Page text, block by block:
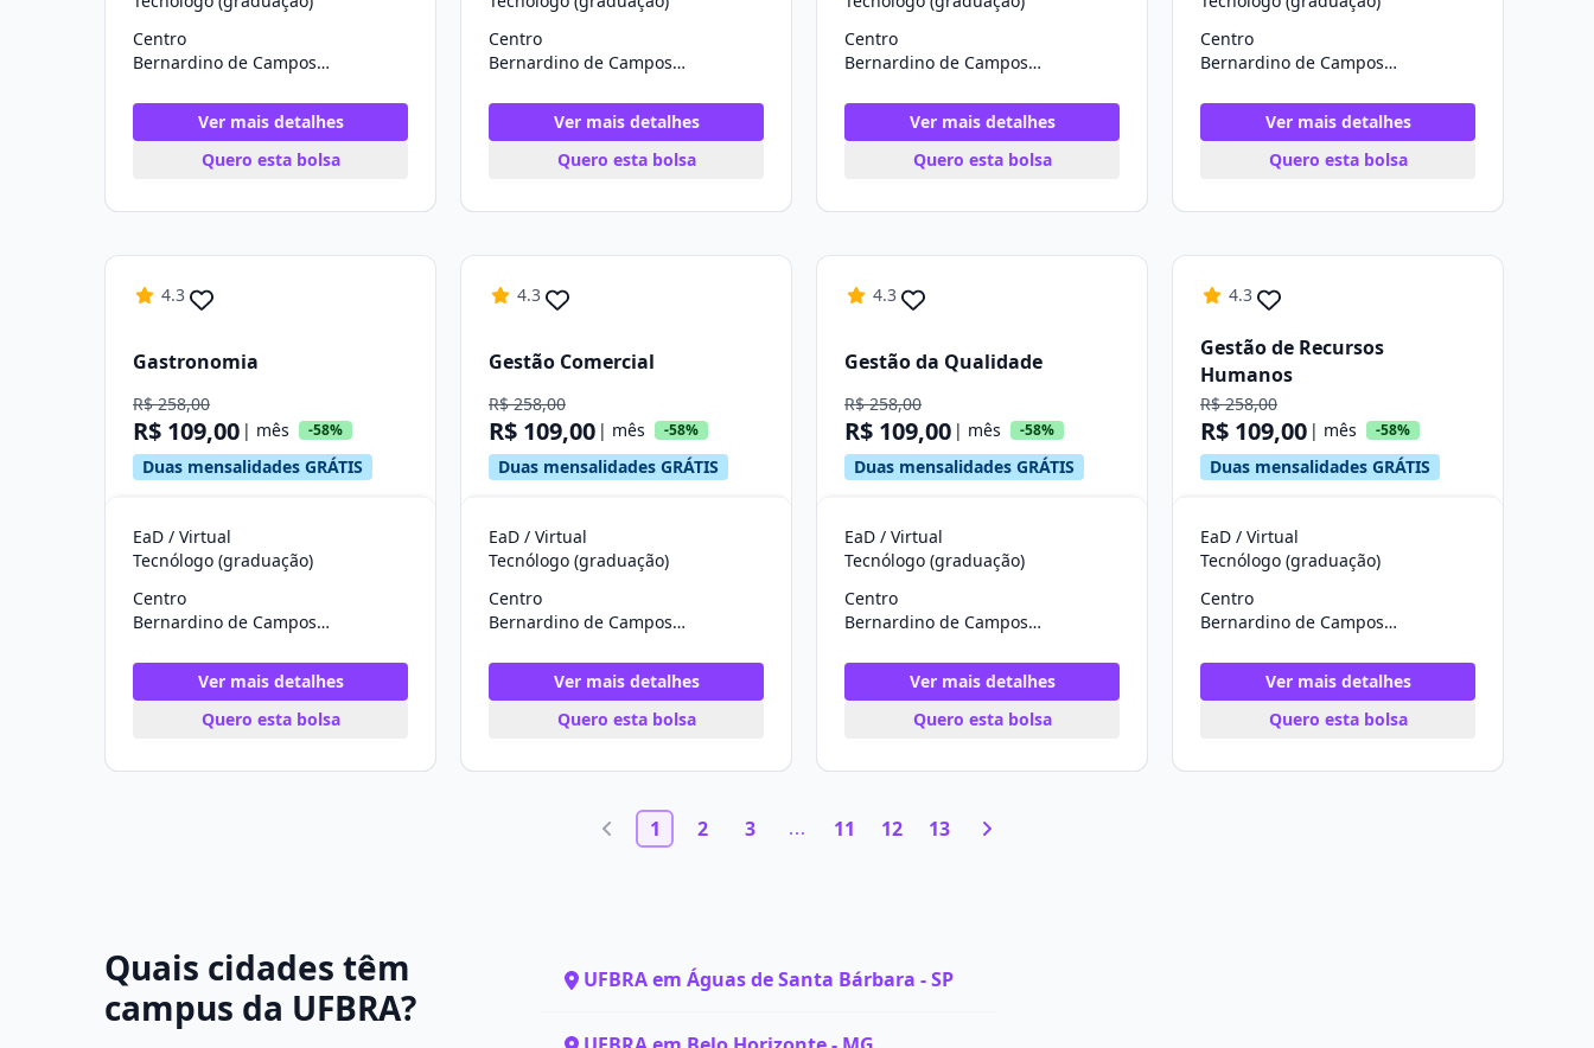
Centro
Bernardino de Campos/SP
Ver mais detalhes
Quero esta bolsa
Centro
Bernardino de Campos/SP
Ver mais detalhes
Quero esta bolsa
Centro
Bernardino de Campos/SP
Ver mais detalhes
Quero esta bolsa
Centro
Bernardino de Campos/SP
Ver mais detalhes
Quero esta bolsa
4.3
Gastronomia
R$ 258,00
R$ 109,00 | mês -58%
Duas mensalidades GRÁTIS
EaD / Virtual
Tecnólogo (graduação)
Centro
Bernardino de Campos/SP
Ver mais detalhes
Quero esta bolsa
4.3
Gestão Comercial
R$ 258,00
R$ 109,00 | mês -58%
Duas mensalidades GRÁTIS
EaD / Virtual
Tecnólogo (graduação)
Centro
Bernardino de Campos/SP
Ver mais detalhes
Quero esta bolsa
4.3
Gestão da Qualidade
R$ 258,00
R$ 109,00 | mês -58%
Duas mensalidades GRÁTIS
EaD / Virtual
Tecnólogo (graduação)
Centro
Bernardino de Campos/SP
Ver mais detalhes
Quero esta bolsa
4.3
Gestão de Recursos
Humanos
R$ 258,00
R$ 109,00 | mês -58%
Duas mensalidades GRÁTIS
EaD / Virtual
Tecnólogo (graduação)
Centro
Bernardino de Campos/SP
Ver mais detalhes
Quero esta bolsa
1 2 3 11 12 13
Quais cidades têm
campus da UFBRA?
UFBRA em Águas de Santa Bárbara - SP